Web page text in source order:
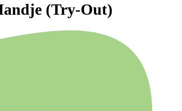
(Try-Out)